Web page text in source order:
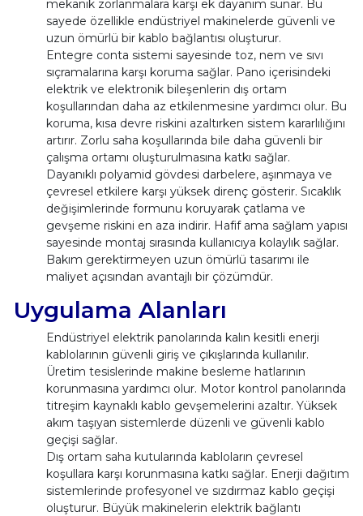
mekanik zorlanmalara karşı ek dayanım sunar. Bu
sayede özellikle endüstriyel makinelerde güvenli ve
uzun ömürlü bir kablo bağlantısı oluşturur.
Entegre conta sistemi sayesinde toz, nem ve sıvı
sıçramalarına karşı koruma sağlar. Pano içerisindeki
elektrik ve elektronik bileşenlerin dış ortam
koşullarından daha az etkilenmesine yardımcı olur. Bu
koruma, kısa devre riskini azaltırken sistem kararlılığını
artırır. Zorlu saha koşullarında bile daha güvenli bir
çalışma ortamı oluşturulmasına katkı sağlar.
Dayanıklı polyamid gövdesi darbelere, aşınmaya ve
çevresel etkilere karşı yüksek direnç gösterir. Sıcaklık
değişimlerinde formunu koruyarak çatlama ve
gevşeme riskini en aza indirir. Hafif ama sağlam yapısı
sayesinde montaj sırasında kullanıcıya kolaylık sağlar.
Bakım gerektirmeyen uzun ömürlü tasarımı ile
maliyet açısından avantajlı bir çözümdür.
Uygulama Alanları
Endüstriyel elektrik panolarında kalın kesitli enerji
kablolarının güvenli giriş ve çıkışlarında kullanılır.
Üretim tesislerinde makine besleme hatlarının
korunmasına yardımcı olur. Motor kontrol panolarında
titreşim kaynaklı kablo gevşemelerini azaltır. Yüksek
akım taşıyan sistemlerde düzenli ve güvenli kablo
geçişi sağlar.
Dış ortam saha kutularında kabloların çevresel
koşullara karşı korunmasına katkı sağlar. Enerji dağıtım
sistemlerinde profesyonel ve sızdırmaz kablo geçişi
oluşturur. Büyük makinelerin elektrik bağlantı